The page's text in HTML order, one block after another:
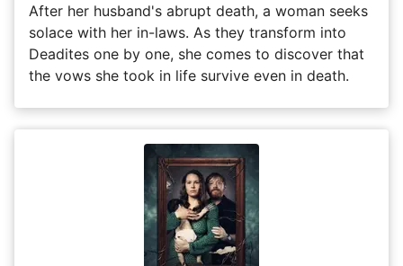
After her husband's abrupt death, a woman seeks
solace with her in-laws. As they transform into
Deadites one by one, she comes to discover that
the vows she took in life survive even in death.